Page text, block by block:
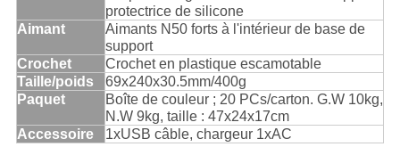
protectrice de silicone
Aimant
Aimants N50 forts à l'intérieur de base de
support
Crochet
Crochet en plastique escamotable
Taille/poids
69x240x30.5mm/400g
Paquet
Boîte de couleur ; 20 PCs/carton. G.W 10kg,
N.W 9kg, taille : 47x24x17cm
Accessoire
1xUSB câble, chargeur 1xAC